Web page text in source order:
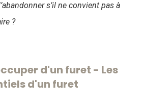
s’il ne convient pas à
?
d'un furet - Les
d'un furet